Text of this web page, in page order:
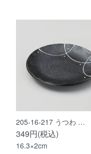
205-16-217 うつわ …
349円(税込)
16.3×2cm